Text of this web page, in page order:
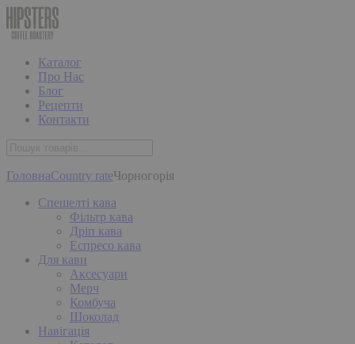
Каталог
Про Нас
Блог
Рецепти
Контакти
ГоловнаCountry rateЧорногорія
Спешелті кава
Фільтр кава
Дріп кава
Еспресо кава
Для кави
Аксесуари
Мерч
Комбуча
Шоколад
Навігація